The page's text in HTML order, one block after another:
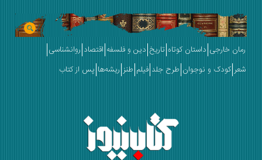
خارجی داستان کوتاه تاریخ دین و فلسفه اقتصاد روانشناسی
کودک و نوجوان طرح جلد فیلم طنز ریشه‌ها پس از کتاب